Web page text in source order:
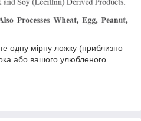
одну мірну ложку (приблизно
або вашого улюбленого